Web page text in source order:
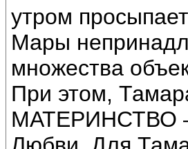
утром
Мары
множества
При этом,
МАТЕРИНСТВО –